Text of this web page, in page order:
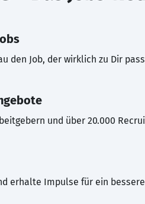
den Job, der wirklich zu Dir
und über 20.000
erhalte Impulse für ein